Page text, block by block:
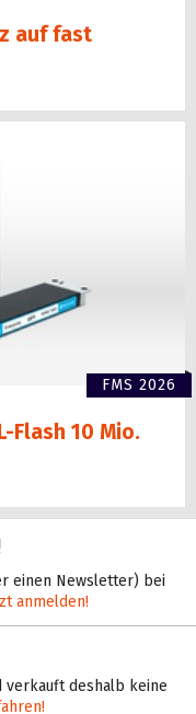
auf fast
FMS 2026
Flash 10 Mio.
einen Newsletter) bei
anmelden!
verkauft deshalb keine